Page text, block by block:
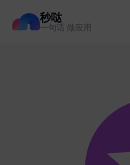
秒哒
一句话 做应用